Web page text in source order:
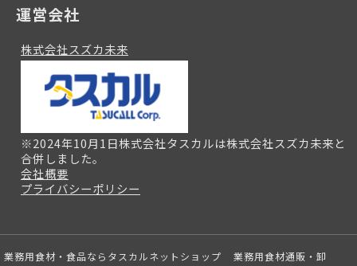
運営会社
株式会社スズカ未来
※2024年10月1日株式会社タスカルは株式会社スズカ未来と
合併しました。
会社概要
プライバシーポリシー
業務用食材・食品ならタスカルネットショップ
業務用食材通販・卸